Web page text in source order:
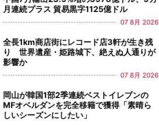
月連続プラス 貿易黒字1125億ドル
07 8月 2026
全長1km商店街にレコード店3軒が生き残
り 世界遺産・姫路城下、絶えぬ人通りが
影響か
07 8月 2026
岡山が韓国1部2季連続ベストイレブンの
MFオベルダンを完全移籍で獲得「素晴ら
しいシーズンにしたい」